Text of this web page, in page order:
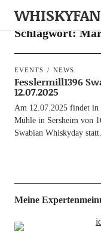
Schlagwort:
EVENTS NEWS
Fesslermill1396
12.07.2025
Am 12.07.2025 fin­det in
Müh­le in Sers­heim von
Swa­bi­an Whis­ky­day
Meine